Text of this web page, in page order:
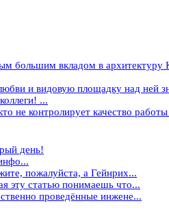
большим вкладом в архитектуру
и видовую площадку над ней
...
не контролирует качество
день!
пожалуйста, а Гейнрих...
эту статью понимаешь что...
проведённые инжене...